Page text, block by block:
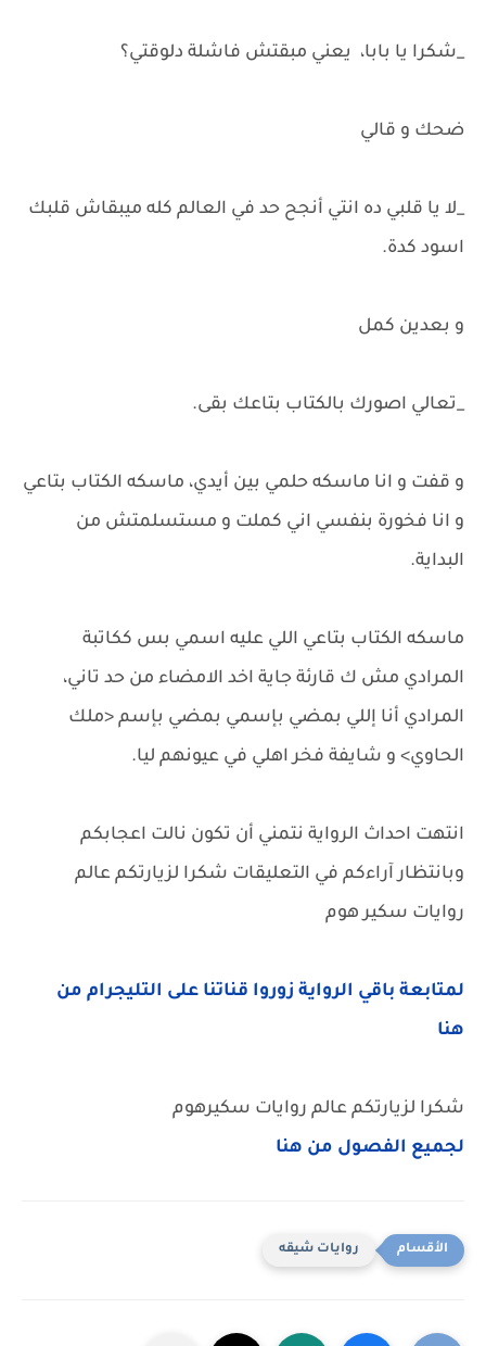
_شكرا يا بابا، يعني مبقتش فاشلة دلوقتي؟
ضحك و قالي
_لا يا قلبي ده انتي أنجح حد في العالم كله ميبقاش قلبك
اسود كدة.
و بعدين كمل
_تعالي اصورك بالكتاب بتاعك بقى.
و قفت و انا ماسكه حلمي بين أيدي، ماسكه الكتاب بتاعي
و انا فخورة بنفسي اني كملت و مستسلمتش من
البداية.
ماسكه الكتاب بتاعي اللي عليه اسمي بس ككاتبة
المرادي مش ك قارئة جاية اخد الامضاء من حد تاني،
المرادي أنا إللي بمضي بإسمي بمضي بإسم <ملك
الحاوي> و شايفة فخر اهلي في عيونهم ليا.
انتهت احداث الرواية نتمني أن تكون نالت اعجابكم
وبانتظار آراءكم في التعليقات شكرا لزيارتكم عالم
روايات سكير هوم
لمتابعة باقي الرواية زوروا قناتنا على التليجرام من
هنا
شكرا لزيارتكم عالم روايات سكيرهوم
لجميع الفصول من هنا
روايات شيقه